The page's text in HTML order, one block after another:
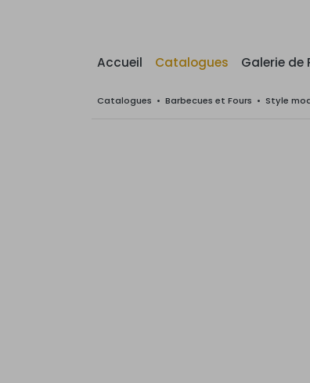
Accueil Catalogues Galerie de
Catalogues • Barbecues et Fours • Style